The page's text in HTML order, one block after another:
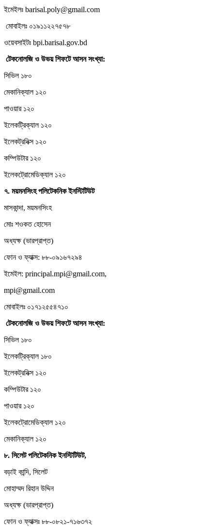
ইমেইলঃ barisal.poly@gmail.com
মোবাইলঃ ০১৯১১২২৭৫৭৮
ওয়েবসাইটঃ bpi.barisal.gov.bd
টেকনোলজিও উভয়শিফটেআসনসংখ্যা:
সিভিল ১৮০
মেকানিক্যাল ১২০
পাওয়ার ১২০
ইলেকট্রিক্যাল ১২০
ইলেকট্রনিক্স ১২০
কম্পিউটার ১২০
ইলেকট্রোমেডিক্যাল ১২০
৭. ময়মনসিংহপলিটেকনিকইনস্টিটিউট
মাসকান্দা, ময়মনসিংহ
মোঃ শওকত হোসেন
অধ্যক্ষ (ভারপ্রাপ্ত)
ফোন ও ফ্যাক্স: ৮৮-০৯১৬৭২৯৪
ইমেইল: principal.mpi@gmail.com,
mpi@gmail.com
মোবাইলঃ ০১৭১২৫৫৪৭১০
টেকনোলজিও উভয়শিফটেআসনসংখ্যা:
সিভিল ১৮০
ইলেকট্রিক্যাল ১৮০
ইলেকট্রনিক্স ১২০
কম্পিউটার ১২০
পাওয়ার ১২০
ইলেকট্রোমেডিক্যাল ১২০
মেকানিক্যাল ১২০
৮. সিলেটপলিটেকনিকইনস্টিটিউট,
বড়াই কান্দি, সিলেট
মোহাম্মদ রিহান উদ্দিন
অধ্যক্ষ (ভারপ্রাপ্ত)
ফোন ও ফ্যাক্সঃ ৮৮-০৮২১-৭১৬৩৭২